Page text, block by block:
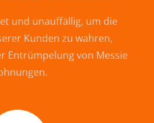
und unauffällig, um die
Kunden zu wahren,
Entrümpelung von Messie